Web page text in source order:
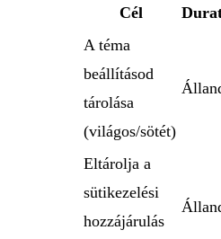
Cél
A téma
beállításod
tárolása
(világos/sötét)
Eltárolja a
sütikezelési
hozzájárulás